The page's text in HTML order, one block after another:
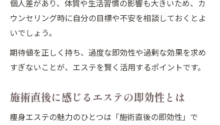
個人差があり、体質や生活習慣の影響も大きいため、カ
ウンセリング時に自分の目標や不安を相談しておくとよ
いでしょう。
期待値を正しく持ち、過度な即効性や過剰な効果を求め
すぎないことが、エステを賢く活用するポイントです。
施術直後に感じるエステの即効性とは
痩身エステの魅力のひとつは「施術直後の即効性」で